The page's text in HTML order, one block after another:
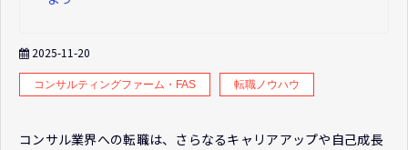
2025-11-20
コンサルティングファーム・FAS 転職ノウハウ
コンサル業界への転職は、さらなるキャリアアップや自己成長